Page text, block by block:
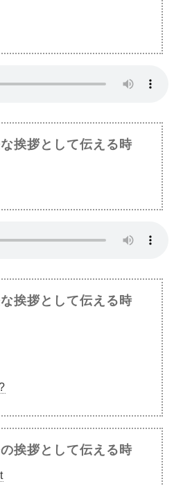
挨拶として伝える時
挨拶として伝える時
挨拶として伝える時